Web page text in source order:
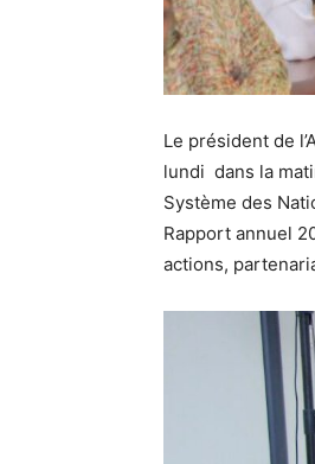
Le président de
lundi dans la
Système des
Rapport annuel
actions,